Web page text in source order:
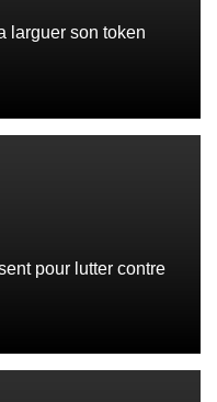
larguer son token
pour lutter contre